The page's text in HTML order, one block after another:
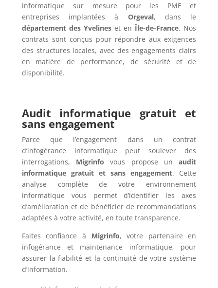
informatique sur mesure pour les PME et
entreprises implantées à Orgeval, dans le
département des Yvelineset enÎle-de-France. Nos
contrats sont conçus pour répondre aux exigences
des structures locales, avec des engagements clairs
en matière de performance, de sécurité et de
disponibilité.
Audit informatique gratuit et
sans engagement
Parce que l’engagement dans un contrat
d’infogérance informatique peut soulever des
interrogations, Migrinfovous propose unaudit
informatique gratuit et sans engagement. Cette
analyse complète de votre environnement
informatique vous permet d’identifier les axes
d’amélioration et de bénéficier de recommandations
adaptées à votre activité, en toute transparence.
Faites confiance à Migrinfo, votre partenaire en
infogérance et maintenance informatique, pour
assurer la fiabilité et la continuité de votre système
d’information.